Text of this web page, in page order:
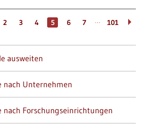
2 3 4 5 6 7 … 101
ausweiten
nach Unternehmen
nach Forschungseinrichtungen